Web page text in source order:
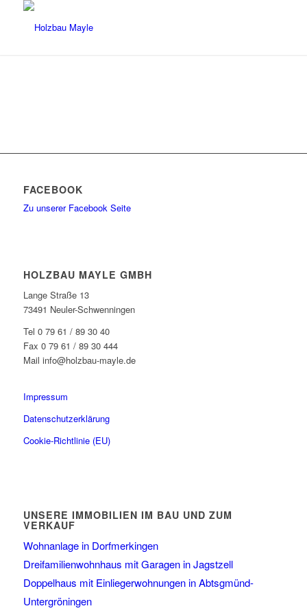
FACEBOOK
Zu unserer Facebook Seite
HOLZBAU MAYLE GMBH
Lange Straße 13
73491 Neuler-Schwenningen
Tel 0 79 61 / 89 30 40
Fax 0 79 61 / 89 30 444
Mail info@holzbau-mayle.de
Impressum
Datenschutzerklärung
Cookie-Richtlinie (EU)
UNSERE IMMOBILIEN IM BAU UND ZUM
VERKAUF
Wohnanlage in Dorfmerkingen
Dreifamilienwohnhaus mit Garagen in Jagstzell
Doppelhaus mit Einliegerwohnungen in Abtsgmünd-
Untergröningen